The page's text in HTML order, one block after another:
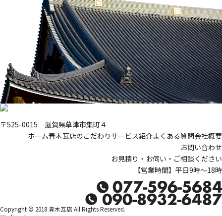
〒525-0015 滋賀県草津市集町４
ホーム青木瓦店のこだわり サービス紹介よくある質問会社概要
お問い合わせ
お見積り・お伺い・ご相談ください
【営業時間】平日9時～18時
Copyright © 2018 青木瓦店 All Rights Reserved.